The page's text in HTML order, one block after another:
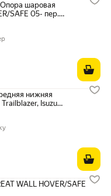
шаровая
SAFE 05- пер.
Пэй 1698 ₽ вместо
нижняя
Isuzu
Colorado
Sport, Colorado EXT
Colorado 3020-
WALL HOVER/SAFE